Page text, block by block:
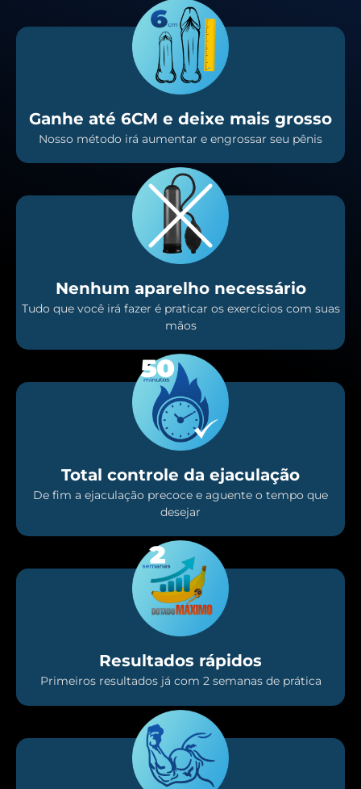
Ganhe até 6CM e deixe mais grosso
Nosso método irá aumentar e engrossar seu pênis
Nenhum aparelho necessário
Tudo que você irá fazer é praticar os exercícios com suas
mãos
Total controle da ejaculação
De fim a ejaculação precoce e aguente o tempo que
desejar
Resultados rápidos
Primeiros resultados já com 2 semanas de prática